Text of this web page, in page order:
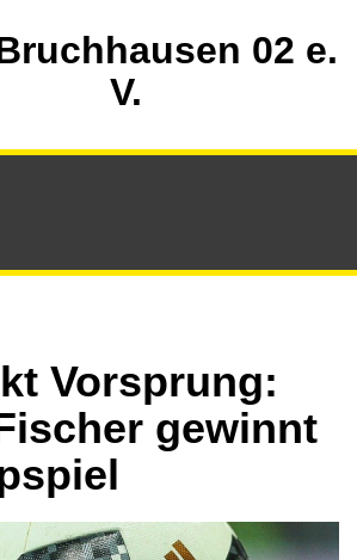
02 e.
V.
Vorsprung:
gewinnt